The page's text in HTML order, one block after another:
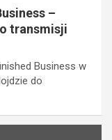
–
transmisji
Business w
do